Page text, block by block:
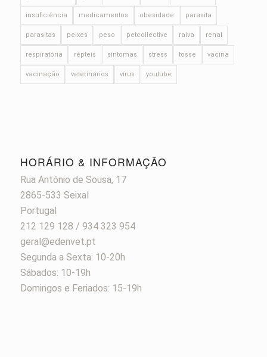
insuficiência medicamentos obesidade parasita
parasitas peixes peso petcollective raiva renal
respiratória répteis sintomas stress tosse vacina
vacinação veterinários vírus youtube
HORÁRIO & INFORMAÇÃO
Rua António de Sousa, 17
2865-533 Seixal
Portugal
212 129 128 / 934 323 954
geral@edenvet.pt
Segunda a Sexta: 10-20h
Sábados: 10-19h
Domingos e Feriados: 15-19h